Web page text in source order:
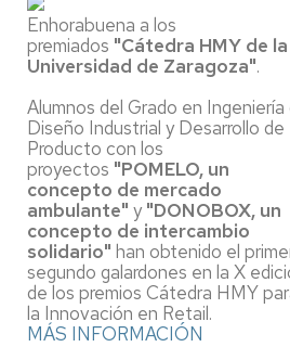
Enhorabuena a los
premiados "Cátedra HMY de la
Universidad de Zaragoza".
Alumnos del Grado en Ingeniería
Diseño Industrial y Desarrollo de
Producto con los
proyectos "POMELO, un
concepto de mercado
ambulante" y "DONOBOX, un
concepto de intercambio
solidario" han obtenido el
segundo galardones en la X
de los premios Cátedra HMY
la Innovación en Retail.
MÁS INFORMACIÓN